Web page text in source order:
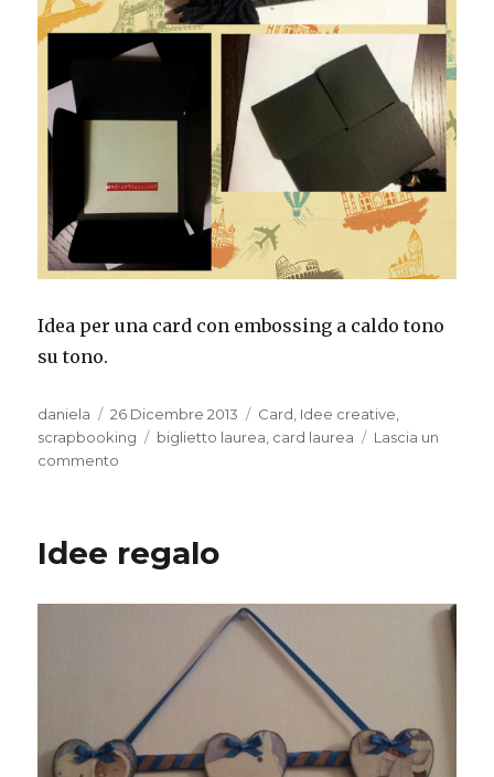
Idea per una card con embossing a caldo tono
su tono.
Autore
daniela
Pubblicato
il
26 Dicembre 2013 Categorie
Card Idee creative
scrapbooking
Tag
biglietto laurea card laurea
Lascia un
commento
laureata
Idee regalo